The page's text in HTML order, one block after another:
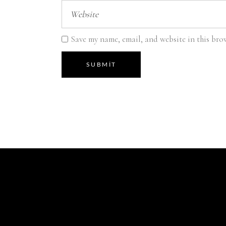
Save my name, email, and website in this
SUBMIT